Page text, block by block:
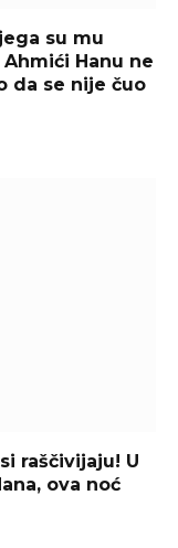
su mu
Hanu ne
da se nije čuo
raščivijaju! U
ova noć